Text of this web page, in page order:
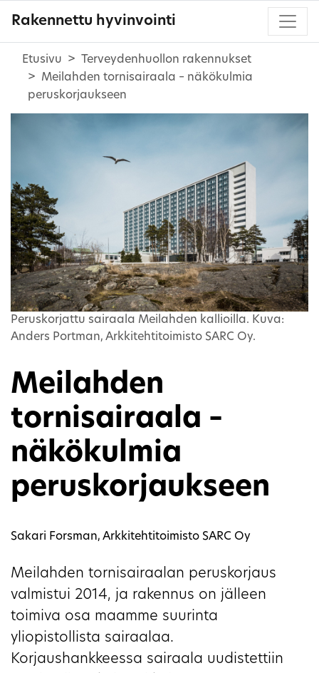
Rakennettu hyvinvointi
Etusivu
Terveydenhuollon rakennukset
Meilahden tornisairaala – näkökulmia
peruskorjaukseen
Peruskorjattu sairaala Meilahden kallioilla. Kuva:
Anders Portman, Arkkitehtitoimisto SARC Oy.
Meilahden
tornisairaala –
näkökulmia
peruskorjaukseen
Sakari Forsman, Arkkitehtitoimisto SARC Oy
Meilahden tornisairaalan peruskorjaus
valmistui 2014, ja rakennus on jälleen
toimiva osa maamme suurinta
yliopistollista sairaalaa.
Korjaushankkeessa sairaala uudistettiin